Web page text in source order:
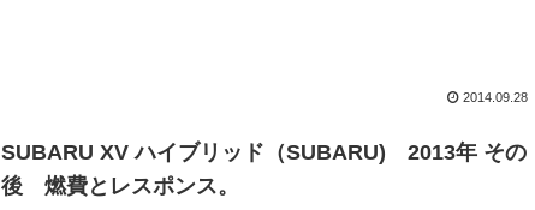
2014.09.28
SUBARU XV ハイブリッド（SUBARU) 2013年 その
後 燃費とレスポンス。